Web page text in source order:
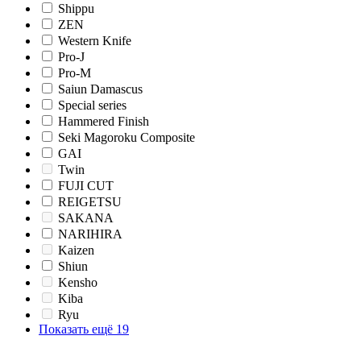
Shippu
ZEN
Western Knife
Pro-J
Pro-M
Saiun Damascus
Special series
Hammered Finish
Seki Magoroku Composite
GAI
Twin
FUJI CUT
REIGETSU
SAKANA
NARIHIRA
Kaizen
Shiun
Kensho
Kiba
Ryu
Показать ещё 19